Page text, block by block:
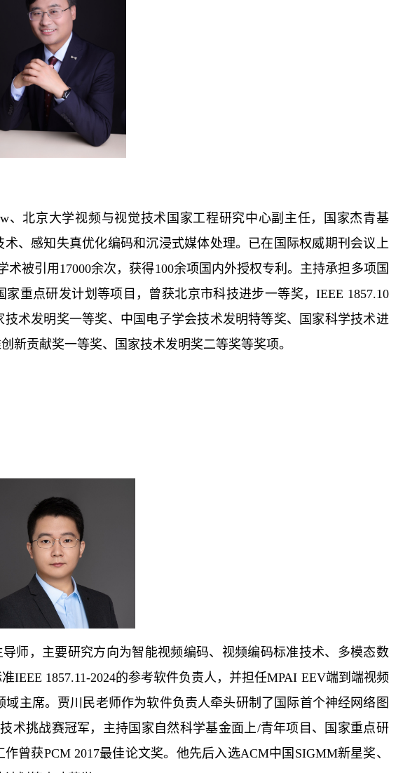
、北京大学视频与视觉技术国家工程研究中心副主任，国家杰青基
、感知失真优化编码和沉浸式媒体处理。已在国际权威期刊会议上
被引用17000余次，获得100余项国内外授权专利。主持承担多项国
重点研发计划等项目，曾获北京市科技进步一等奖，IEEE 1857.10
术发明奖一等奖、中国电子学会技术发明特等奖、国家科学技术进
新贡献奖一等奖、国家技术发明奖二等奖等奖项。
师，主要研究方向为智能视频编码、视频编码标准技术、多模态数
IEEE 1857.11-2024的参考软件负责人，并担任MPAI EEV端到端视频
主席。贾川民老师作为软件负责人牵头研制了国际首个神经网络图
术挑战赛冠军，主持国家自然科学基金面上/青年项目、国家重点研
曾获PCM 2017最佳论文奖。他先后入选ACM中国SIGMM新星奖、